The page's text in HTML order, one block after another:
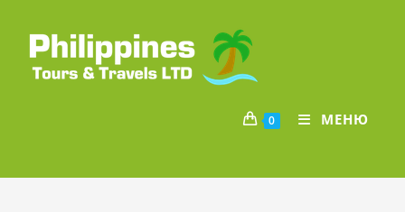
содержимому
0 МЕНЮ